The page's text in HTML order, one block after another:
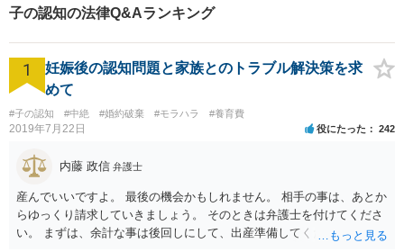
子の認知の法律Q&Aランキング
1
妊娠後の認知問題と家族とのトラブル解決策を求
めて
#子の認知 #中絶 #婚約破棄 #モラハラ #養育費
2019年7月22日 役にたった 242
内藤 政信 弁護士
産んでいいですよ。 最後の機会かもしれません。 相手の事は、あとか
らゆっくり請求していきましょう。 そのときは弁護士を付けてくださ
い。 まずは、余計な事は後回しにして、出産準備してください。